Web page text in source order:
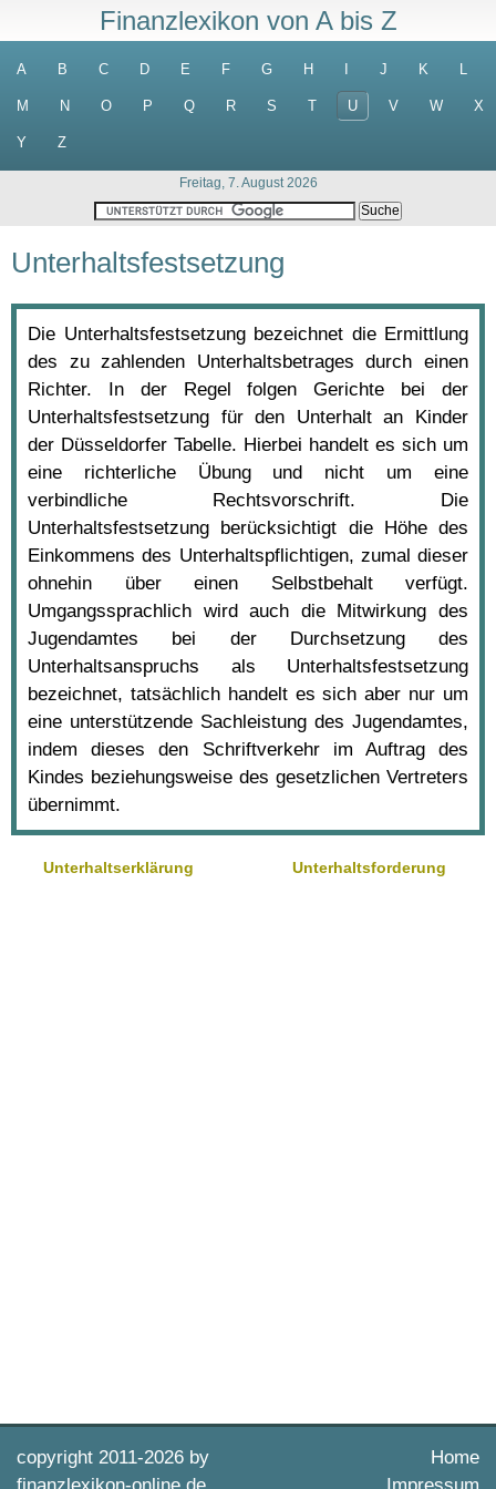
Finanzlexikon von A bis Z
A B C D E F G H J K L
M N O P Q R S T U V W X
Y Z
Freitag, 7. August 2026
Unterhaltsfestsetzung
Die Unterhaltsfestsetzung bezeichnet die Ermittlung
des zu zahlenden Unterhaltsbetrages durch einen
Richter. In der Regel folgen Gerichte bei der
Unterhaltsfestsetzung für den Unterhalt an Kinder
der Düsseldorfer Tabelle. Hierbei handelt es sich um
eine richterliche Übung und nicht um eine
verbindliche Rechtsvorschrift. Die
Unterhaltsfestsetzung berücksichtigt die Höhe des
Einkommens des Unterhaltspflichtigen, zumal dieser
ohnehin über einen Selbstbehalt verfügt.
Umgangssprachlich wird auch die Mitwirkung des
Jugendamtes bei der Durchsetzung des
Unterhaltsanspruchs als Unterhaltsfestsetzung
bezeichnet, tatsächlich handelt es sich aber nur um
eine unterstützende Sachleistung des Jugendamtes,
indem dieses den Schriftverkehr im Auftrag des
Kindes beziehungsweise des gesetzlichen Vertreters
übernimmt.
Unterhaltserklärung Unterhaltsforderung
copyright 2011-2026 by
Home